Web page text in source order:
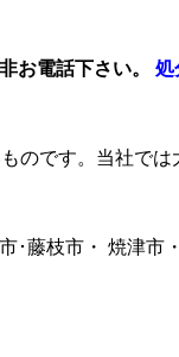
お電話下さい。
処
のです。当社では
･藤枝市・ 焼津市